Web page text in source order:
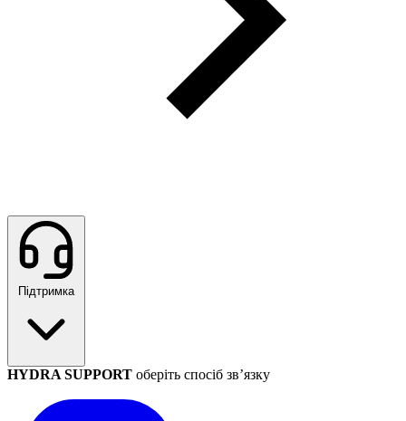
Підтримка
HYDRA SUPPORT оберіть спосіб зв’язку